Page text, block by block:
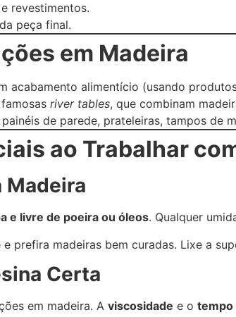
revestimentos.
da peça final.
em Madeira
acabamento alimentício (usando
river tables, que combinam
painéis de parede, prateleiras, tampos de
ao Trabalhar
Madeira
e livre de poeira ou óleos. Qualquer
prefira madeiras bem curadas. Lixe a
Certa
em madeira. A viscosidade e o tempo